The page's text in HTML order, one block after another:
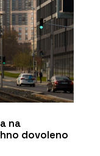
na
dovoleno